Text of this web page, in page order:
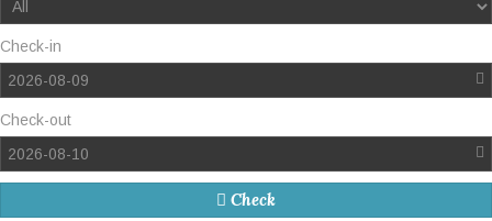
Check-in
2026-08-09
Check-out
2026-08-10
Check